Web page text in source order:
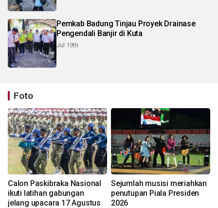
Pemkab Badung Tinjau Proyek Drainase
Pengendali Banjir di Kuta
Jul 19th
Foto
Calon Paskibraka Nasional
ikuti latihan gabungan
jelang upacara 17 Agustus
Sejumlah musisi meriahkan
penutupan Piala Presiden
2026